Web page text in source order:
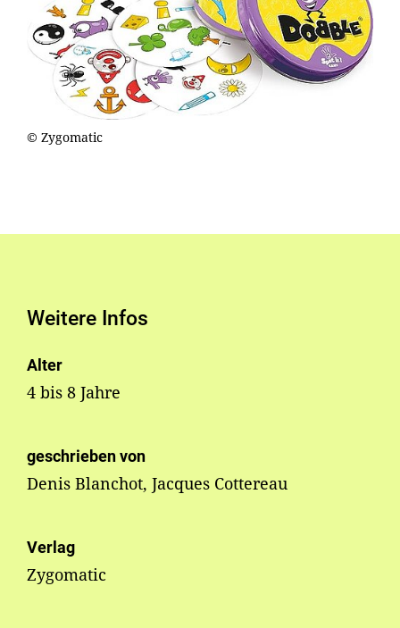
© Zygomatic
Weitere Infos
Alter
4 bis 8 Jahre
geschrieben von
Denis Blanchot, Jacques Cottereau
Verlag
Zygomatic